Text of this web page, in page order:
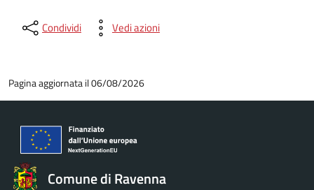
Condividi Vedi azioni
Pagina aggiornata il 06/08/2026
Comune di Ravenna